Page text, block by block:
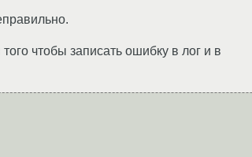
чтобы записать ошибку в лог и в